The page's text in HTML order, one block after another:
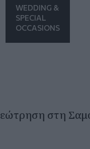
WEDDING &
SPECIAL
OCCASIONS
στη